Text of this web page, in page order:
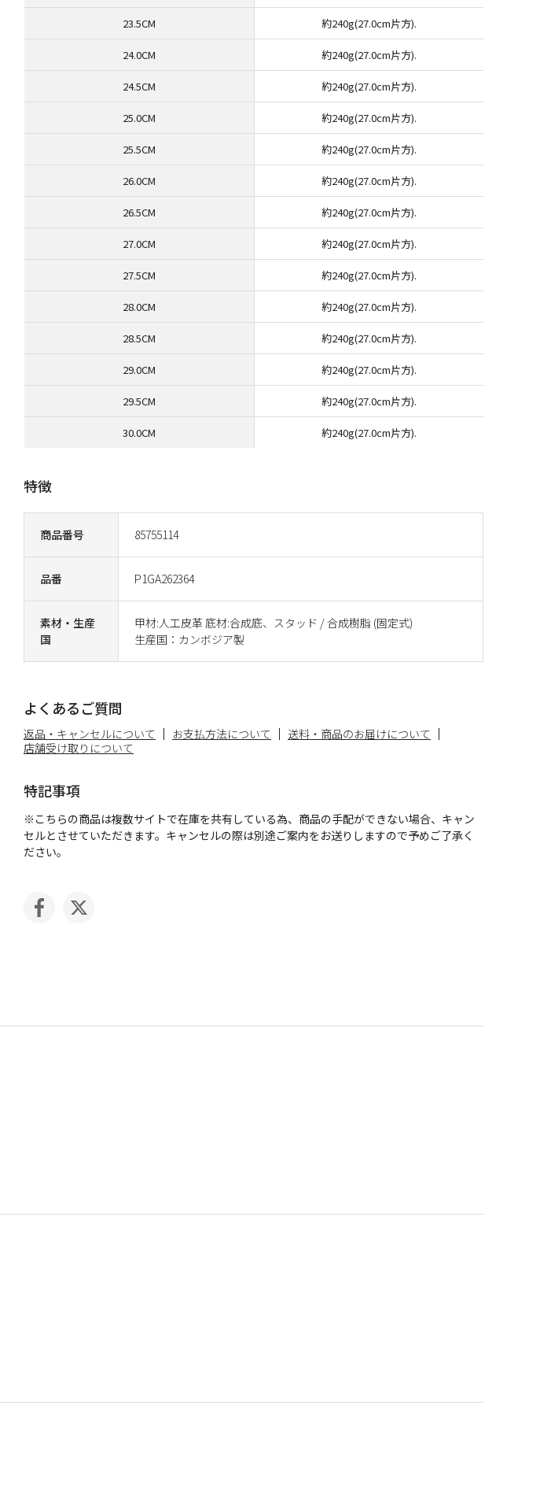
商品番号 85755114
品番 P1GA262364
素材・生産
国
甲材:人工皮革 底材:合成底、スタッド / 合成樹脂 (固定式)
生産国：カンボジア製
特徴
よくあるご質問
返品・キャンセルについて お支払方法について
送料・商品のお届けについて
店舗受け取りについて
特記事項
※こちらの商品は複数サイトで在庫を共有している為、商品の手配ができない場合、キャン
セルとさせていただきます。キャンセルの際は別途ご案内をお送りしますので予めご了承く
ださい。
23.5CM 約240g(27.0cm片方).
24.0CM 約240g(27.0cm片方).
24.5CM 約240g(27.0cm片方).
25.0CM 約240g(27.0cm片方).
25.5CM 約240g(27.0cm片方).
26.0CM 約240g(27.0cm片方).
26.5CM 約240g(27.0cm片方).
27.0CM 約240g(27.0cm片方).
27.5CM 約240g(27.0cm片方).
28.0CM 約240g(27.0cm片方).
28.5CM 約240g(27.0cm片方).
29.0CM 約240g(27.0cm片方).
29.5CM 約240g(27.0cm片方).
30.0CM 約240g(27.0cm片方).